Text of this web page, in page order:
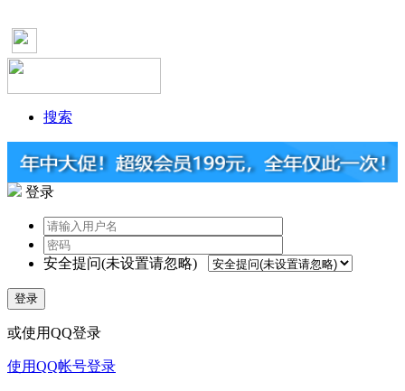
搜索
登录
安全提问(未设置请忽略)
登录
或使用QQ登录
使用QQ帐号登录